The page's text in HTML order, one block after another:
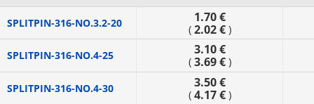
SPLITPIN-316-NO.3.2-20 1.70 €
( 2.02 €)
SPLITPIN-316-NO.4-25 3.10 €
( 3.69 €)
SPLITPIN-316-NO.4-30 3.50 €
( 4.17 €)